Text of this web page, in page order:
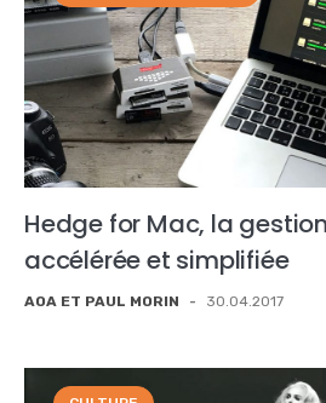
Hedge for Mac, la
accélérée et simplifiée
AOA ET PAUL MORIN - 30.04.2017